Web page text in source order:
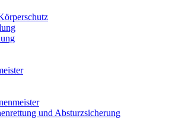
und Absturzsicherung